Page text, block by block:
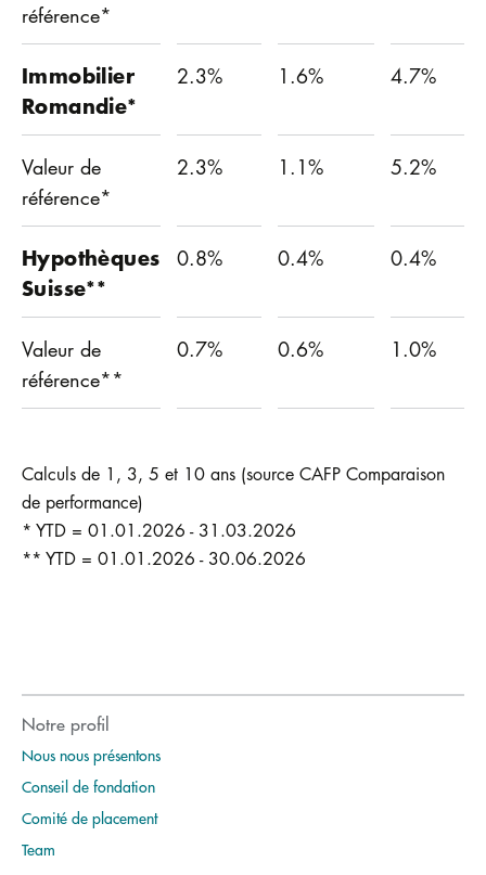
référence*
Immobilier
Romandie*
2.3% 1.6% 4.7%
Valeur de
référence*
2.3% 1.1% 5.2%
Hypothèques
Suisse**
0.8% 0.4% 0.4%
Valeur de
référence**
0.7% 0.6% 1.0%
Calculs de 1, 3, 5 et 10 ans (source CAFP Comparaison
de performance)
* YTD = 01.01.2026 - 31.03.2026
** YTD = 01.01.2026 - 30.06.2026
Notre profil
Nous nous présentons
Conseil de fondation
Comité de placement
Team